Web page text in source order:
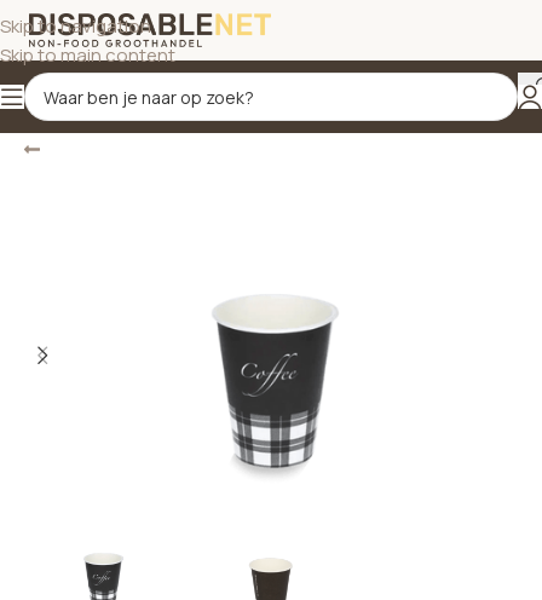
Skip to navigation
Skip to main content
Terug Home/Bekers/Koffiebekers